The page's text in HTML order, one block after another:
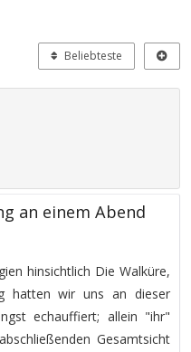
Beliebteste
an einem Abend
hinsichtlich Die Walküre,
hatten wir uns an dieser
echauffiert; allein "ihr"
Gesamtsicht